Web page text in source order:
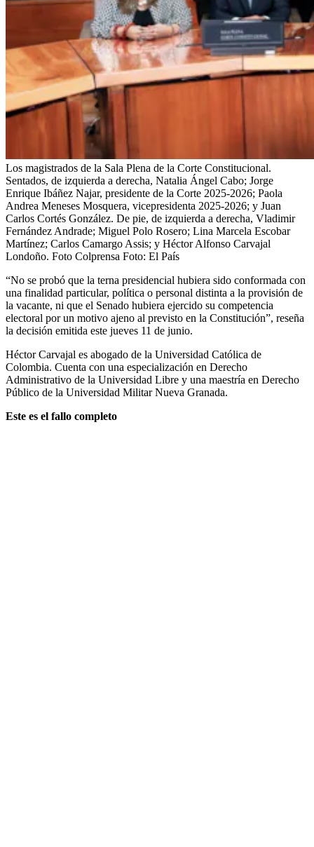
Los magistrados de la Sala Plena de la Corte Constitucional.
Sentados, de izquierda a derecha, Natalia Ángel Cabo; Jorge
Enrique Ibáñez Najar, presidente de la Corte 2025-2026; Paola
Andrea Meneses Mosquera, vicepresidenta 2025-2026; y Juan
Carlos Cortés González. De pie, de izquierda a derecha, Vladimir
Fernández Andrade; Miguel Polo Rosero; Lina Marcela Escobar
Martínez; Carlos Camargo Assis; y Héctor Alfonso Carvajal
Londoño. Foto Colprensa Foto: El País
“No se probó que la terna presidencial hubiera sido conformada con
una finalidad particular, política o personal distinta a la provisión de
la vacante, ni que el Senado hubiera ejercido su competencia
electoral por un motivo ajeno al previsto en la Constitución”, reseña
la decisión emitida este jueves 11 de junio.
Héctor Carvajal es abogado de la Universidad Católica de
Colombia. Cuenta con una especialización en Derecho
Administrativo de la Universidad Libre y una maestría en Derecho
Público de la Universidad Militar Nueva Granada.
Este es el fallo completo